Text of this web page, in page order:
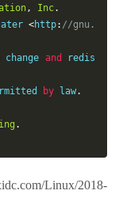
, Inc.
<http: //gnu.
and
redis
by law.
.
Linux/2018-